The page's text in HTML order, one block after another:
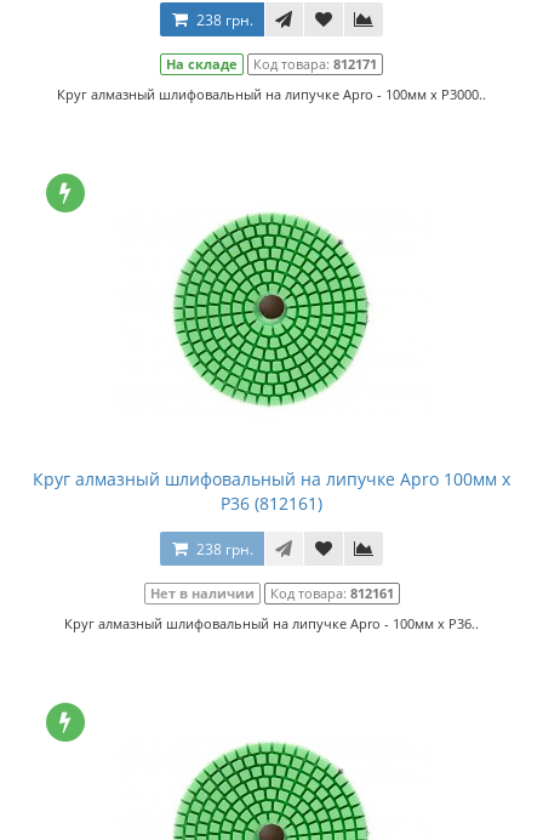
238 грн.
На складе Код товара: 812171
Круг алмазный шлифовальный на липучке Apro - 100мм x P3000..
Круг алмазный шлифовальный на липучке Apro 100мм x
P36 (812161)
238 грн.
Нет в наличии Код товара: 812161
Круг алмазный шлифовальный на липучке Apro - 100мм x P36..